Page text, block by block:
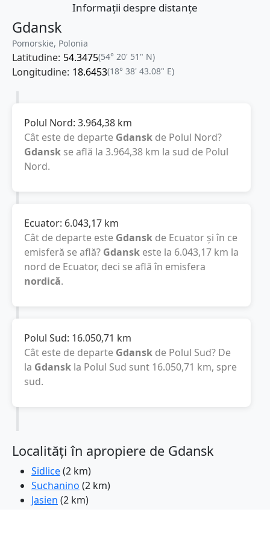
Informații despre distanțe
Gdansk
Pomorskie, Polonia
Latitudine: 54.3475(54° 20' 51" N)
Longitudine: 18.6453(18° 38' 43.08" E)
Polul Nord: 3.964,38 km
Cât este de departe Gdansk de Polul Nord?
Gdansk se află la 3.964,38 km la sud de Polul
Nord.
Ecuator: 6.043,17 km
Cât de departe este Gdansk de Ecuator și în ce
emisferă se află? Gdansk este la 6.043,17 km la
nord de Ecuator, deci se află în emisfera
nordică.
Polul Sud: 16.050,71 km
Cât este de departe Gdansk de Polul Sud? De
la Gdansk la Polul Sud sunt 16.050,71 km, spre
sud.
Localități în apropiere de Gdansk
Sidlice(2 km)
Suchanino (2 km)
Jasien (2 km)